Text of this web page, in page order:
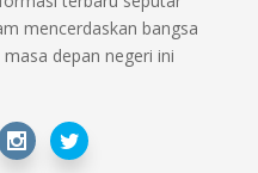
mencerdaskan bangsa
depan negeri ini